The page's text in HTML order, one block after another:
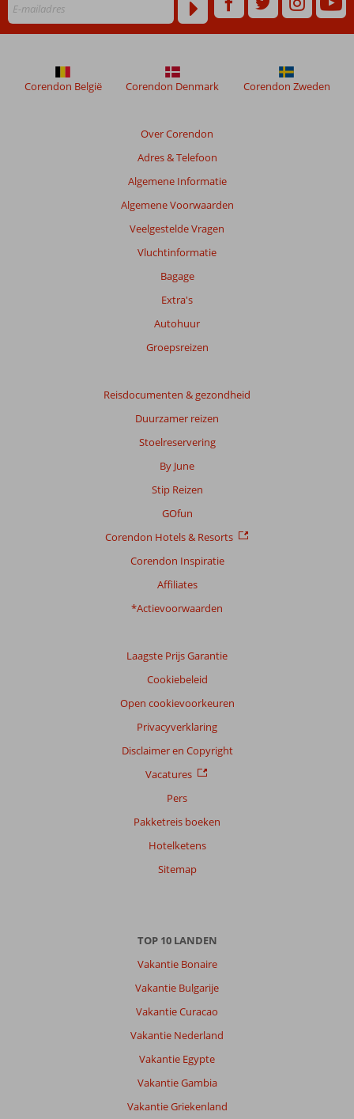
Over Corendon
Adres & Telefoon
Algemene Informatie
Algemene Voorwaarden
Veelgestelde Vragen
Vluchtinformatie
Bagage
Extra's
Autohuur
Groepsreizen
Reisdocumenten & gezondheid
Duurzamer reizen
Stoelreservering
By June
Stip Reizen
GOfun
Corendon Hotels & Resorts
Corendon Inspiratie
Affiliates
*Actievoorwaarden
Laagste Prijs Garantie
Cookiebeleid
Open cookievoorkeuren
Privacyverklaring
Disclaimer en Copyright
Vacatures
Pers
Pakketreis boeken
Hotelketens
Sitemap
Corendon België Corendon Denmark Corendon Zweden
TOP 10 LANDEN
Vakantie Bonaire
Vakantie Bulgarije
Vakantie Curacao
Vakantie Nederland
Vakantie Egypte
Vakantie Gambia
Vakantie Griekenland